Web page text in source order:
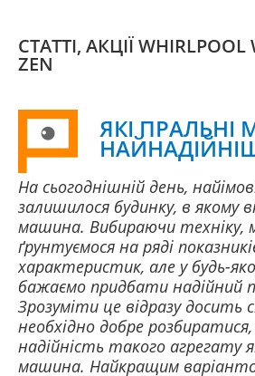
СТАТТІ, АКЦІЇ WHIRLPOOL
ZEN
ЯКІ
На сьогоднішній день,
залишилося будинку, в якому
машина. Вибираючи техніку,
ґрунтуємося на ряді
характеристик, але у будь-
бажаємо придбати надійний
Зрозуміти це відразу досить
необхідно добре
надійність такого агрегату
машина. Найкращим